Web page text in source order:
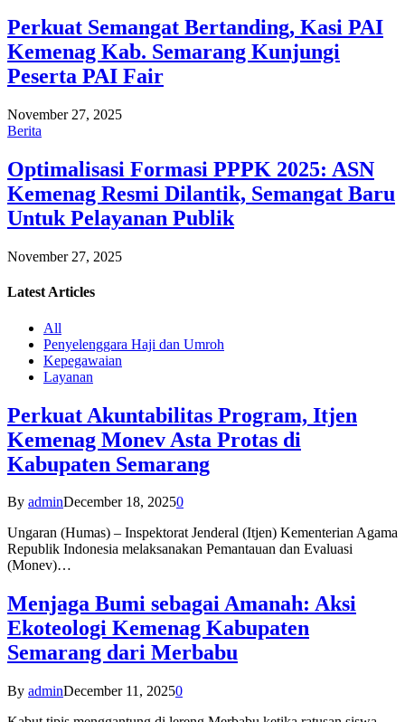
Perkuat Semangat Bertanding, Kasi PAI
Kemenag Kab. Semarang Kunjungi
Peserta PAI Fair
November 27, 2025
Berita
Optimalisasi Formasi PPPK 2025: ASN
Kemenag Resmi Dilantik, Semangat Baru
Untuk Pelayanan Publik
November 27, 2025
Latest Articles
All
Penyelenggara Haji dan Umroh
Kepegawaian
Layanan
Perkuat Akuntabilitas Program, Itjen
Kemenag Monev Asta Protas di
Kabupaten Semarang
By adminDecember 18, 20250
Ungaran (Humas) – Inspektorat Jenderal (Itjen) Kementerian Agama
Republik Indonesia melaksanakan Pemantauan dan Evaluasi
(Monev)…
Menjaga Bumi sebagai Amanah: Aksi
Ekoteologi Kemenag Kabupaten
Semarang dari Merbabu
By adminDecember 11, 20250